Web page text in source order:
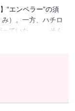
“エンペラー”の須
）。一方、ハチロ
っていた……。そん
ト!!圧倒的戦闘力